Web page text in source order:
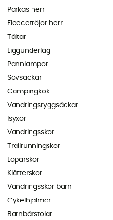
Parkas herr
Fleecetröjor herr
Tältar
Liggunderlag
Pannlampor
Sovsäckar
Campingkök
Vandringsryggsäckar
Isyxor
Vandringsskor
Trailrunningskor
Löparskor
Klätterskor
Vandringsskor barn
Cykelhjälmar
Barnbärstolar